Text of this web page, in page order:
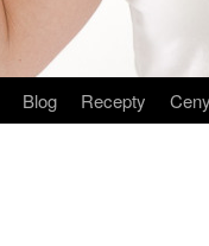
Blog Recepty Ceny